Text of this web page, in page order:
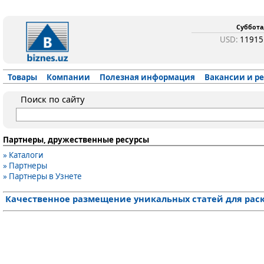
USD:
Товары Компании Полезная информация Вакансии и
Поиск по сайту
Партнеры, дружественные ресурсы
» Каталоги
» Партнеры
» Партнеры в Узнете
Качественное размещение уникальных статей для